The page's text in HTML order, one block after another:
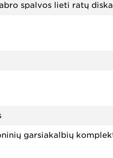
spalvos lieti ratų
garsiakalbių